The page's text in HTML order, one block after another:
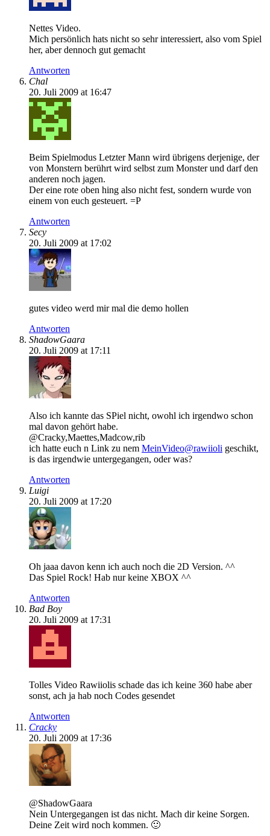
Nettes Video.
Mich persönlich hats nicht so sehr interessiert, also vom Spiel
her, aber dennoch gut gemacht
Antworten
Chal
20. Juli 2009 at 16:47
Beim Spielmodus Letzter Mann wird übrigens derjenige, der
von Monstern berührt wird selbst zum Monster und darf den
anderen noch jagen.
Der eine rote oben hing also nicht fest, sondern wurde von
einem von euch gesteuert. =P
Antworten
Secy
20. Juli 2009 at 17:02
gutes video werd mir mal die demo hollen
Antworten
ShadowGaara
20. Juli 2009 at 17:11
Also ich kannte das SPiel nicht, owohl ich irgendwo schon
mal davon gehört habe.
@Cracky,Maettes,Madcow,rib
ich hatte euch n Link zu nem MeinVideo@rawiioli geschikt,
is das irgendwie untergegangen, oder was?
Antworten
Luigi
20. Juli 2009 at 17:20
Oh jaaa davon kenn ich auch noch die 2D Version. ^^
Das Spiel Rock! Hab nur keine XBOX ^^
Antworten
Bad Boy
20. Juli 2009 at 17:31
Tolles Video Rawiiolis schade das ich keine 360 habe aber
sonst, ach ja hab noch Codes gesendet
Antworten
Cracky
20. Juli 2009 at 17:36
@ShadowGaara
Nein Untergegangen ist das nicht. Mach dir keine Sorgen.
Deine Zeit wird noch kommen. 🙂